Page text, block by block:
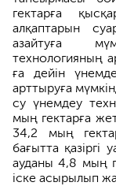
гектарға
алқаптарын
азайтуға
технологияның
ға дейін
арттыруға
су үнемдеу
мың гектарға
34,2 мың
бағытта
ауданы 4,8 мың
іске асырылып